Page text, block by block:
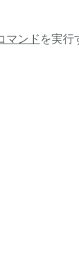
ンド を実行